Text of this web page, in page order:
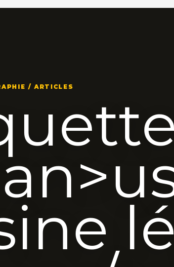
/ ARTICLES